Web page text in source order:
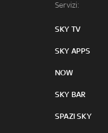
Servizi:
SKY TV
SKY APPS
NOW
SKY BAR
SPAZI SKY